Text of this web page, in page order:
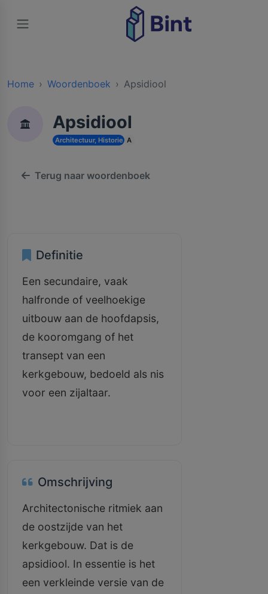
Home Woordenboek Apsidiool
Apsidiool
Architectuur, Historie en Cultuur
A
Terug naar woordenboek
Definitie
Een secundaire, vaak
halfronde of veelhoekige
uitbouw aan de hoofdapsis,
de kooromgang of het
transept van een
kerkgebouw, bedoeld als nis
voor een zijaltaar.
Omschrijving
Architectonische ritmiek aan
de oostzijde van het
kerkgebouw. Dat is de
apsidiool. In essentie is het
een verkleinde versie van de